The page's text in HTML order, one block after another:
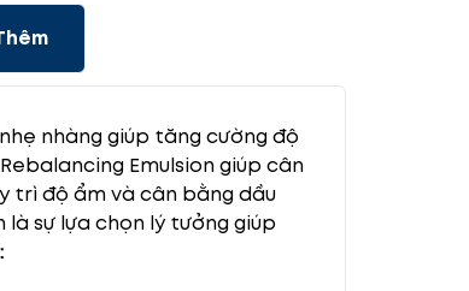
nhàng giúp tăng cường độ
Emulsion giúp cân
trì độ ẩm và cân bằng dầu
sự lựa chọn lý tưởng giúp